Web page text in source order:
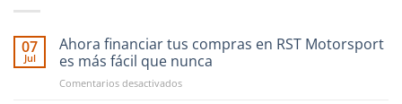
07
Jul
Ahora financiar tus compras en RST Motorsport
es más fácil que nunca
Comentarios desactivadosen